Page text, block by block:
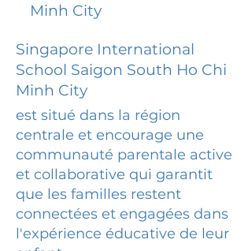
Minh City
Singapore International
School Saigon South Ho Chi
Minh City
est situé dans la région
centrale et encourage une
communauté parentale active
et collaborative qui garantit
que les familles restent
connectées et engagées dans
l'expérience éducative de leur